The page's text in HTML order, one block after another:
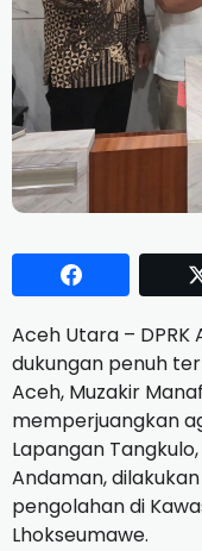
Aceh Utara –
dukungan penuh
Aceh, Muzakir
memperjuangkan
Lapangan
Andaman,
pengolahan di
Lhokseumawe.